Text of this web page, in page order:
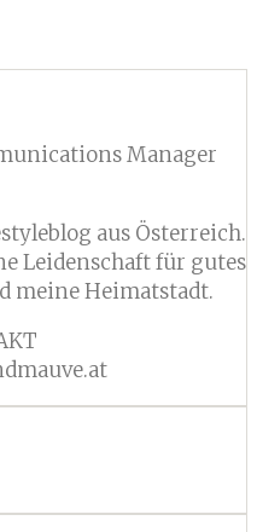
Manager
aus Österreich.
Leidenschaft für gutes
meine Heimatstadt.